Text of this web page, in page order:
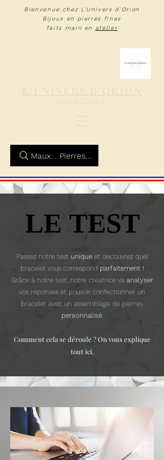
Bienvenue chez L'Univers d'Orion
Bijoux en pierres fines
faits main en atelier
Maux... Pierres...
LE TEST
LE TEST
Passez notre test uniqueet découvrez quel
bracelet vous correspond parfaitement !
Grâce à notre test, notre créatrice va analyser
vos réponses et pouvoir confectionner un
bracelet avec un assemblage de pierres
personnalisé.
Comment cela se déroule ? On vous explique
tout ici.